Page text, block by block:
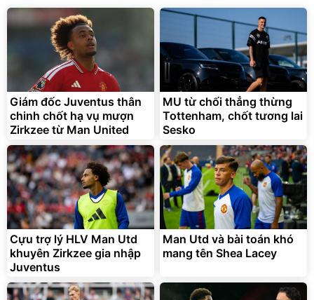
3.000.000đ
2.143.650đ
Flash Sale
399.000đ
Bạt phủ xe ô tô cao cấp,
tráng nhôm 03 lớp
392.000đ
325.000đ
Đã bán nhiều
Xe đạp điện trợ lực G-
Force C14 gấp gọn bỏ cốp
tiện lợi
9.900.000đ
7.092.000đ
Đang xem nhiều
Giám đốc Juventus thân
chinh chốt hạ vụ mượn
Zirkzee từ Man United
MU từ chối thẳng thừng
Tottenham, chốt tương lai
Sesko
Cựu trợ lý HLV Man Utd
khuyên Zirkzee gia nhập
Juventus
Man Utd và bài toán khó
mang tên Shea Lacey